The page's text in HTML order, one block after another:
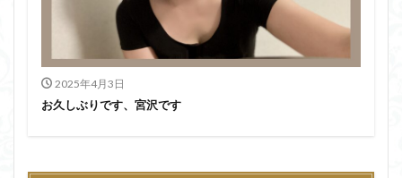
2025年4月3日
お久しぶりです、宮沢です